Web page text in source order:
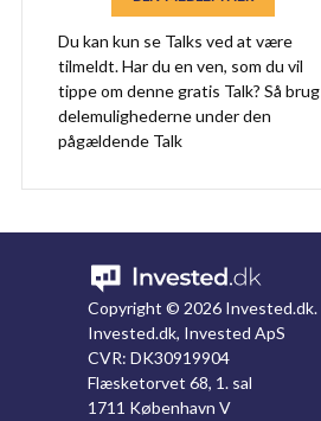
Du kan kun se Talks ved at være
tilmeldt. Har du en ven, som du vil
tippe om denne gratis Talk? Så brug
delemulighederne under den
pågældende Talk
Copyright © 2026 Invested.dk.
Invested.dk, Invested ApS
CVR: DK30919904
Flæsketorvet 68, 1. sal
1711 København V